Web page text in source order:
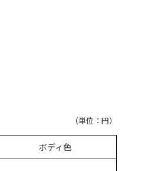
（単位：円）
ボディ色